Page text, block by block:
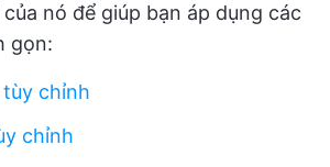
nó để giúp bạn áp dụng các
gọn:
chỉnh
chỉnh